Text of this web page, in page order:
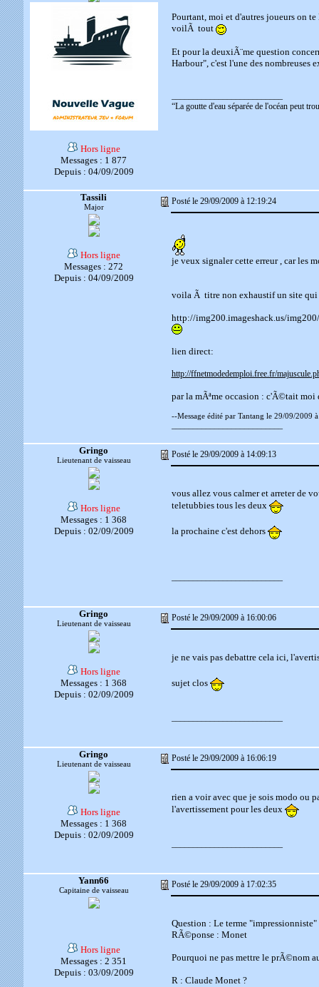
Hors ligne
Messages : 1 877
Depuis : 04/09/2009
Pourtant, moi et d'autres joueurs on
voilÃ tout
Et pour la deuxiÃ¨me question
Harbour", c'est l'une des nombreuses
“La goutte d'eau séparée de l'océan peut
Tassili
Major
Posté le 29/09/2009 à 12:19:24
Hors ligne
Messages : 272
Depuis : 04/09/2009
je veux signaler cette erreur , car les
voila Ã titre non exhaustif un site qui
http://img200.imageshack.us/
lien direct:
http://ffnetmodedemploi.free.fr/
par la mÃªme occasion : c'Ã©tait
--Message édité par Tantang le 29/09/2009
Gringo
Lieutenant de vaisseau
Posté le 29/09/2009 à 14:09:13
Hors ligne
Messages : 1 368
Depuis : 02/09/2009
vous allez vous calmer et arreter de
teletubbies tous les deux
la prochaine c'est dehors
Gringo
Lieutenant de vaisseau
Posté le 29/09/2009 à 16:00:06
Hors ligne
Messages : 1 368
Depuis : 02/09/2009
je ne vais pas debattre cela ici,
sujet clos
Gringo
Lieutenant de vaisseau
Posté le 29/09/2009 à 16:06:19
Hors ligne
Messages : 1 368
Depuis : 02/09/2009
rien a voir avec que je sois modo ou
l'avertissement pour les deux
Yann66
Capitaine de vaisseau
Posté le 29/09/2009 à 17:02:35
Hors ligne
Messages : 2 351
Depuis : 03/09/2009
Question : Le terme
RÃ©ponse : Monet
Pourquoi ne pas mettre le prÃ©nom
R : Claude Monet ?